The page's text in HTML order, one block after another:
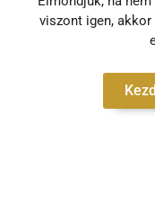
viszont igen,